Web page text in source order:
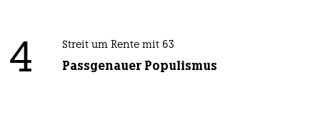
4 Streit um Rente mit 63
Passgenauer Populismus